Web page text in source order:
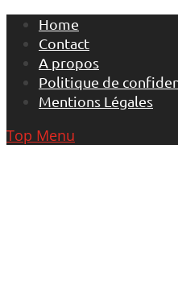
Skip
content
Home
Contact
A propos
Politique de
Mentions Légales
Top Menu